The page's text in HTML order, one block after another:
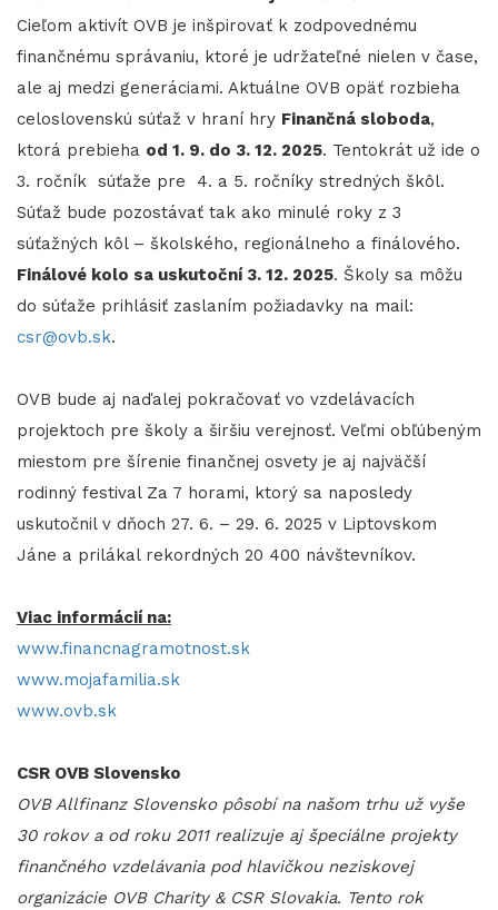
Cieľom aktivít OVB je inšpirovať k zodpovednému
finančnému správaniu, ktoré je udržateľné nielen v čase,
ale aj medzi generáciami. Aktuálne OVB opäť rozbieha
celoslovenskú súťaž v hraní hry Finančná sloboda,
ktorá prebieha od 1. 9. do 3. 12. 2025. Tentokrát už ide o
3. ročník súťaže pre 4. a 5. ročníky stredných škôl.
Súťaž bude pozostávať tak ako minulé roky z 3
súťažných kôl – školského, regionálneho a finálového.
Finálové kolo sa uskutoční 3. 12. 2025. Školy sa môžu
do súťaže prihlásiť zaslaním požiadavky na mail:
csr@ovb.sk.
OVB bude aj naďalej pokračovať vo vzdelávacích
projektoch pre školy a širšiu verejnosť. Veľmi obľúbeným
miestom pre šírenie finančnej osvety je aj najväčší
rodinný festival Za 7 horami, ktorý sa naposledy
uskutočnil v dňoch 27. 6. – 29. 6. 2025 v Liptovskom
Jáne a prilákal rekordných 20 400 návštevníkov.
Viac informácií na:
www.financnagramotnost.sk
www.mojafamilia.sk
www.ovb.sk
CSR OVB Slovensko
OVB Allfinanz Slovensko pôsobí na našom trhu už vyše
30 rokov a od roku 2011 realizuje aj špeciálne projekty
finančného vzdelávania pod hlavičkou neziskovej
organizácie OVB Charity & CSR Slovakia. Tento rok